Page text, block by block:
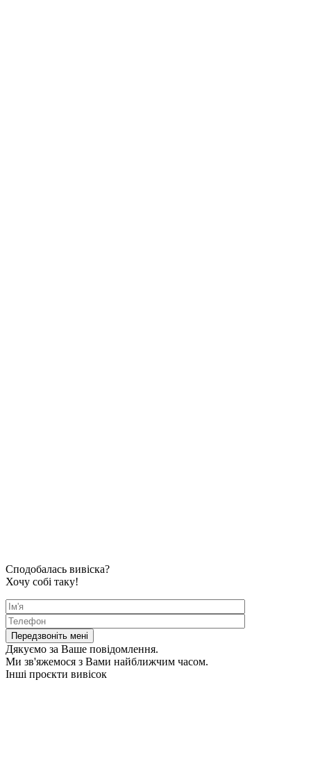
Сподобалась вивіска?
Хочу собі таку!
Дякуємо за Ваше повідомлення.
Ми зв'яжемося з Вами найближчим часом.
Інші проєкти вивісок